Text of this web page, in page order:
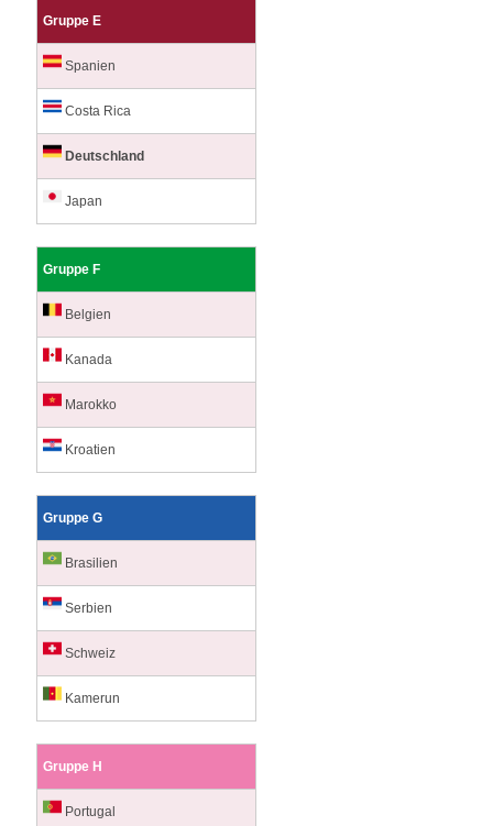
Gruppe E
Spanien
Costa Rica
Deutschland
Japan
Gruppe F
Belgien
Kanada
Marokko
Kroatien
Gruppe G
Brasilien
Serbien
Schweiz
Kamerun
Gruppe H
Portugal